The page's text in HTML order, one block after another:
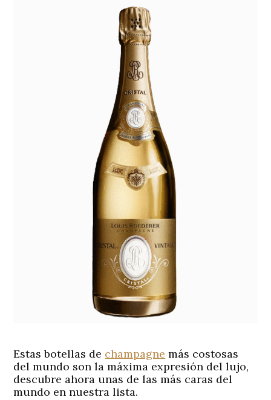
Estas botellas de champagne más costosas
del mundo son la máxima expresión del lujo,
descubre ahora unas de las más caras del
mundo en nuestra lista.